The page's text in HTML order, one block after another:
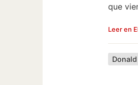
que
Leer en